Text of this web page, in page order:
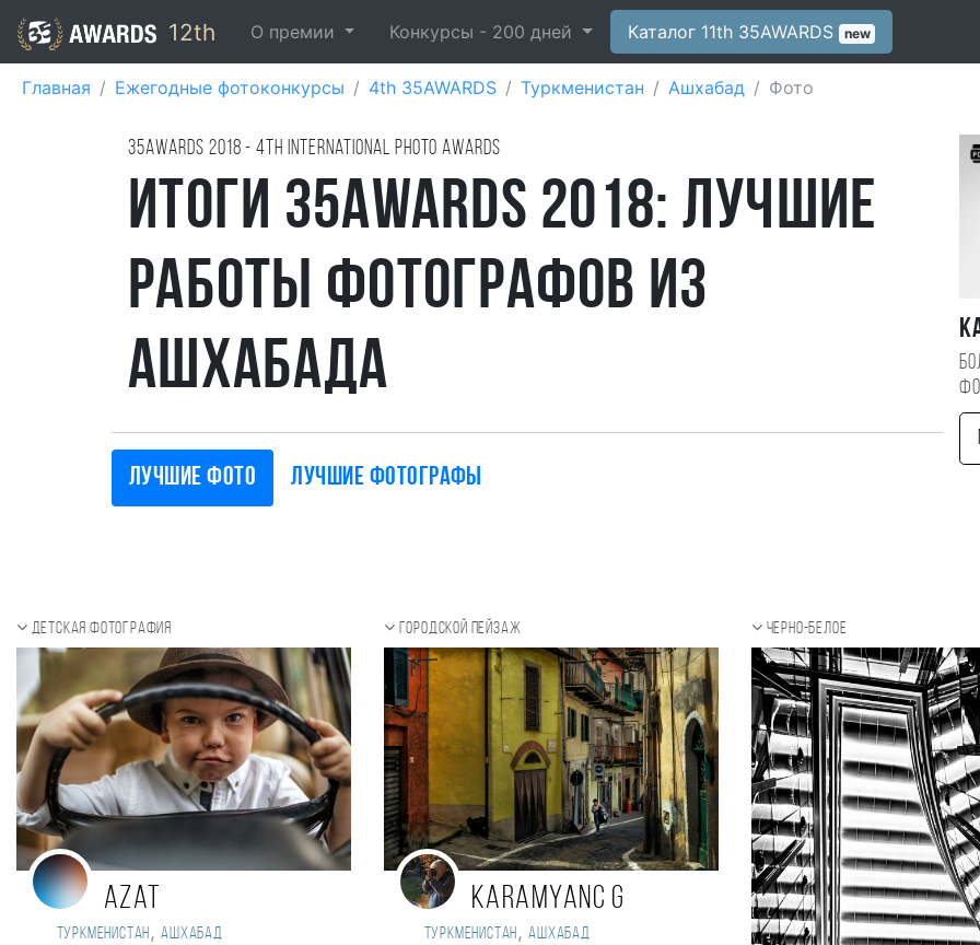
12th О премии Конкурсы - 200 дней Каталог 11th 35AWARDS new
Главная Ежегодные фотоконкурсы 4th 35AWARDS Туркменистан Ашхабад Фото
35AWARDS 2018 - 4TH international photo awards
Итоги 35AWARDS 2018: лучшие
работы фотографов из
Ашхабада
Лучшие фото Лучшие фотографы
Детская фотография
Azat
Туркменистан , Ашхабад
Городской пейзаж
Karamyanc G
Туркменистан, Ашхабад
Черно-белое